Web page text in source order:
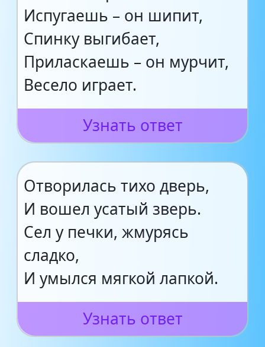
Испугаешь – он шипит,
Спинку выгибает,
Приласкаешь – он мурчит,
Весело играет.
Узнать ответ
Отворилась тихо дверь,
И вошел усатый зверь.
Сел у печки, жмурясь
сладко,
И умылся мягкой лапкой.
Узнать ответ